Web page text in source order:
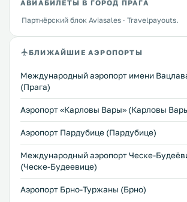
АВИАБИЛЕТЫ В ГОРОД ПРАГА
Партнёрский блок Aviasales · Travelpayouts.
БЛИЖАЙШИЕ АЭРОПОРТЫ
Международный аэропорт имени
(Прага)
Аэропорт «Карловы Вары» (Карловы
Аэропорт Пардубице (Пардубице)
Международный аэропорт Ческе-
(Ческе-Будеевице)
Аэропорт Брно-Туржаны (Брно)